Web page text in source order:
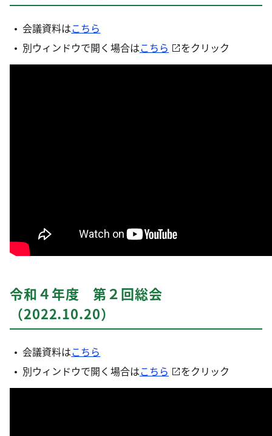
会議資料はこちら
別ウィンドウで開く場合はこちら をクリック
令和４年度 第２回総会
（2022.10.20）
会議資料はこちら
別ウィンドウで開く場合はこちら をクリック